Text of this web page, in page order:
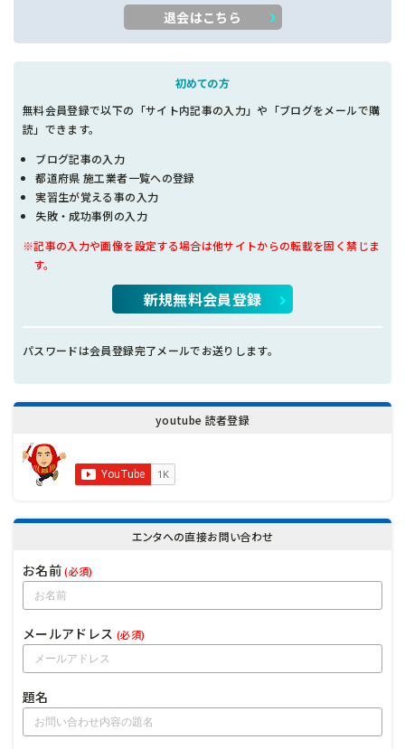
退会はこちら
初めての方
無料会員登録で以下の「サイト内記事の入力」や「ブログをメールで購
読」できます。
ブログ記事の入力
都道府県 施工業者一覧への登録
実習生が覚える事の入力
失敗・成功事例の入力
※記事の入力や画像を設定する場合は他サイトからの転載を固く禁じま
す。
新規無料会員登録
パスワードは会員登録完了メールでお送りします。
youtube 読者登録
エンタへの直接お問い合わせ
お名前(必須)
メールアドレス (必須)
題名